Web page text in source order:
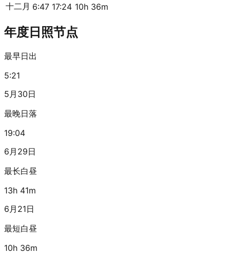
十二月 6:47 17:24 10h 36m
年度日照节点
最早日出
5:21
5月30日
最晚日落
19:04
6月29日
最长白昼
13h 41m
6月21日
最短白昼
10h 36m